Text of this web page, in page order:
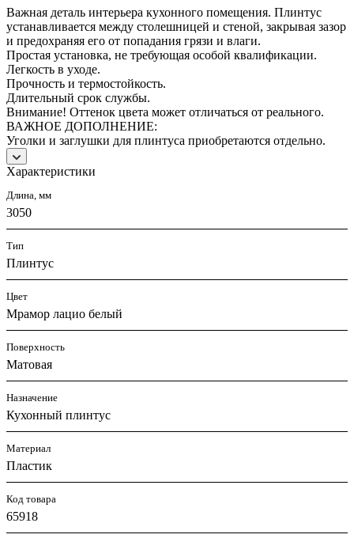
Важная деталь интерьера кухонного помещения. Плинтус
устанавливается между столешницей и стеной, закрывая зазор
и предохраняя его от попадания грязи и влаги.
Простая установка, не требующая особой квалификации.
Легкость в уходе.
Прочность и термостойкость.
Длительный срок службы.
Внимание! Оттенок цвета может отличаться от реального.
ВАЖНОЕ ДОПОЛНЕНИЕ:
Уголки и заглушки для плинтуса приобретаются отдельно.
Характеристики
Длина, мм
3050
Тип
Плинтус
Цвет
Мрамор лацио белый
Поверхность
Матовая
Назначение
Кухонный плинтус
Материал
Пластик
Код товара
65918